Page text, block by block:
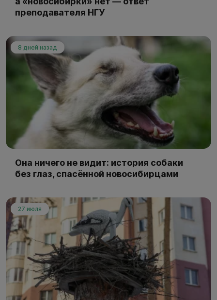
преподавателя НГУ
8 дней назад
Она ничего не видит: история собаки
без глаз, спасённой новосибирцами
27 июля